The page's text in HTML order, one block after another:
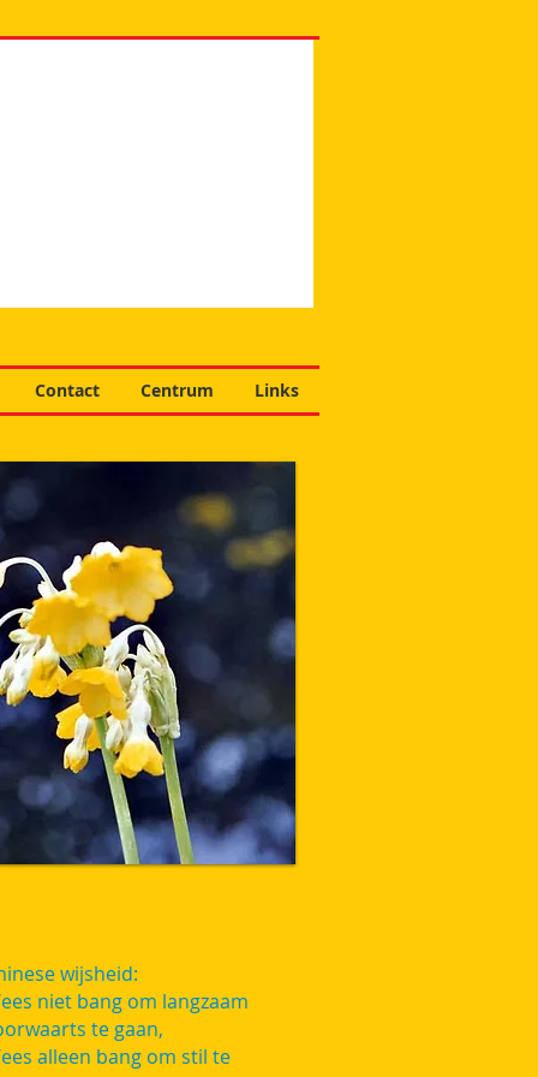
Contact Centrum Links
wijsheid:
niet bang om langzaam
te gaan,
alleen bang om stil te